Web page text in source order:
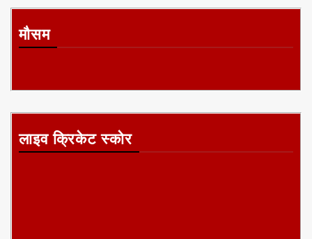
मौसम
लाइव क्रिकेट स्कोर